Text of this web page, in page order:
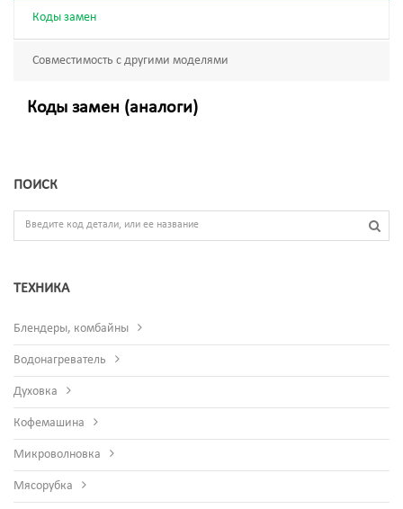
Коды замен
Совместимость с другими моделями
Коды замен (аналоги)
ПОИСК
ТЕХНИКА
Блендеры, комбайны
Водонагреватель
Духовка
Кофемашина
Микроволновка
Мясорубка